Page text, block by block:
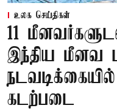
உலக செய்திகள்
11
இந்திய மீனவ
கடற்படை